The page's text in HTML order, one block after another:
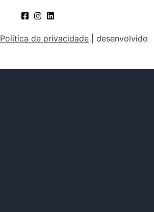
Política de privacidade | desenvolvido